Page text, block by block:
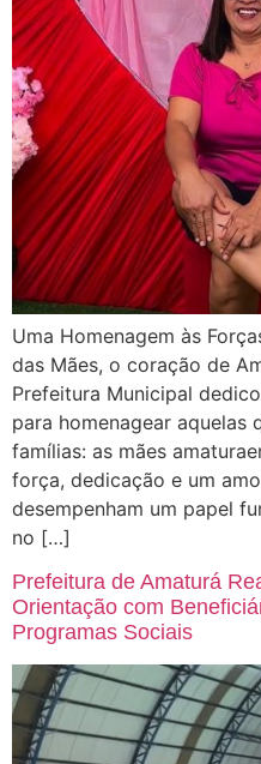
Uma Homenagem às
das Mães, o coração de
Prefeitura Municipal
para homenagear aquelas
famílias: as mães
força, dedicação e um
desempenham um papel
no […]
Prefeitura de Amaturá
Orientação com
Programas Sociais